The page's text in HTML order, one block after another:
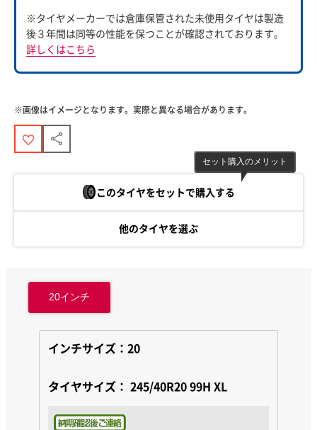
※タイヤメーカーでは倉庫保管された未使用タイヤは製造
後３年間は同等の性能を保つことが確認されております。
詳しくはこちら
※画像はイメージとなります。実際と異なる場合があります。
セット購入のメリット
このタイヤをセットで購入する
他のタイヤを選ぶ
20インチ
インチサイズ：20
タイヤサイズ：245/40R20 99H XL